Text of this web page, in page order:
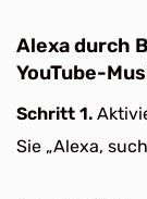
Alexa durch
YouTube-
Schritt 1.
Sie „Alexa,